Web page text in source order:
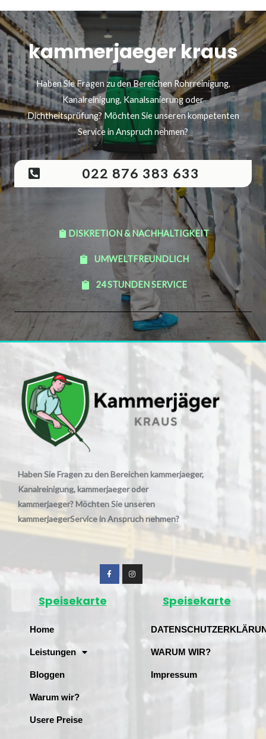
kammerjaeger kraus
Haben Sie Fragen zu den Bereichen Rohrreinigung,
Kanalreinigung, Kanalsanierung oder
Dichtheitsprüfung? Möchten Sie unseren kompetenten
Service in Anspruch nehmen?
022 876 383 633
DISKRETION & NACHHALTIGKEIT
UMWELTFREUNDLICH
24 STUNDEN SERVICE
Haben Sie Fragen zu den Bereichen kammerjaeger,
Kanalreinigung, kammerjaeger oder
kammerjaeger? Möchten Sie unseren
kammerjaegerService in Anspruch nehmen?
Speisekarte
Home
Leistungen
Bloggen
Warum wir?
Usere Preise
Speisekarte
WARUM WIR?
Impressum